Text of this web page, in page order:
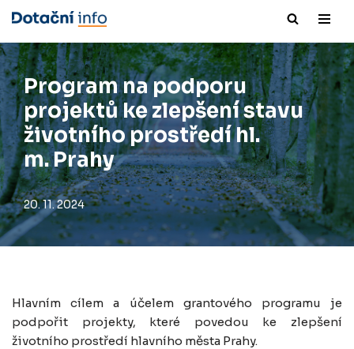
Přeskočit
na
obsah
Program na podporu
projektů ke zlepšení stavu
životního prostředí hl.
m. Prahy
20. 11. 2024
Hlavním cílem a účelem grantového programu je
podpořit projekty, které povedou ke zlepšení
životního prostředí hlavního města Prahy.